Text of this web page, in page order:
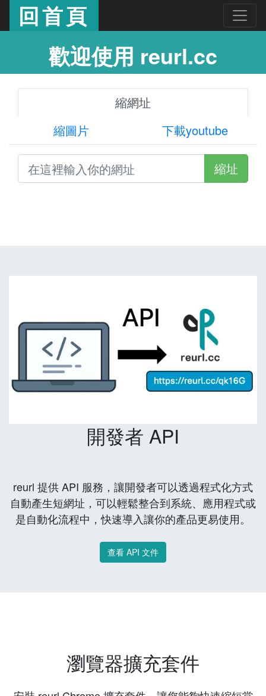
回首頁
歡迎使用 reurl.cc
縮網址
縮圖片
下載youtube
縮址
開發者 API
reurl 提供 API 服務，讓開發者可以透過程式化方式
自動產生短網址，可以輕鬆整合到系統、應用程式或
是自動化流程中，快速導入讓你的產品更易使用。
查看 API 文件
瀏覽器擴充套件